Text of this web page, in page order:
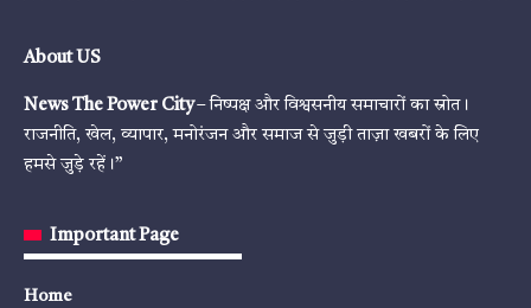
About US
News The Power City– निष्पक्ष और विश्वसनीय समाचारों का स्रोत।
राजनीति, खेल, व्यापार, मनोरंजन और समाज से जुड़ी ताज़ा खबरों के लिए
हमसे जुड़े रहें।”
Important Page
Home